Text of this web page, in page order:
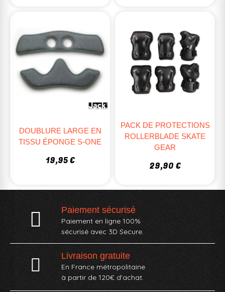
DOUBLURE LARGE EN
TISSU ÉPONGE S-ONE
19,95 €
PACK DE PROTECTIONS
ROLLERBLADE SKATE
GEAR
29,90 €
Paiement sécurisé
Paiement en ligne 100%
sécurisé avec 3D Secure.
Livraison gratuite
En France métropolitaine
à partir de 120€ d'achat.